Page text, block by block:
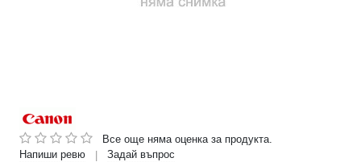
Все още няма оценка за продукта.
Напиши ревю
| Задай въпрос